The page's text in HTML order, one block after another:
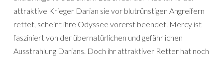
attraktive Krieger Darian sie vor blutrünstigen Angreifern
rettet, scheint ihre Odyssee vorerst beendet. Mercy ist
fasziniert von der übernatürlichen und gefährlichen
Ausstrahlung Darians. Doch ihr attraktiver Retter hat noch